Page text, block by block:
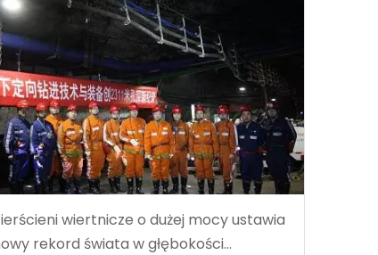
wiertnicze o dużej mocy ustawia
rekord świata w głębokości